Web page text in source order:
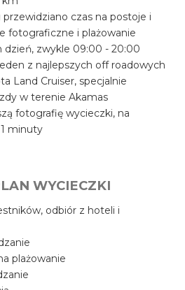
czas na postoje i
fotograficzne i plażowanie
dzień, zwykle 09:00 - 20:00
z najlepszych off roadowych
Land Cruiser, specjalnie
w terenie Akamas
fotografię wycieczki, na
minuty
WYCIECZKI
odbiór z hoteli i
plażowanie